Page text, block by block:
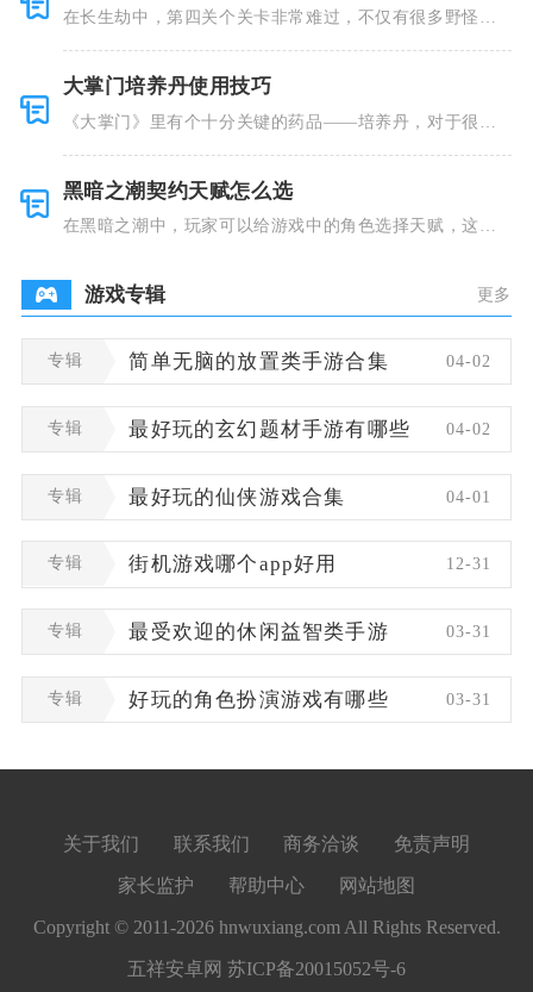
在长生劫中，第四关个关卡非常难过，不仅有很多野怪，
大掌门培养丹使用技巧
《大掌门》里有个十分关键的药品——培养丹，对于很多
黑暗之潮契约天赋怎么选
在黑暗之潮中，玩家可以给游戏中的角色选择天赋，这些
游戏专辑 更多
专辑 简单无脑的放置类手游合集 04-02
专辑 最好玩的玄幻题材手游有哪些 04-02
专辑 最好玩的仙侠游戏合集 04-01
专辑 街机游戏哪个app好用 12-31
专辑 最受欢迎的休闲益智类手游 03-31
专辑 好玩的角色扮演游戏有哪些 03-31
关于我们 联系我们 商务洽谈 免责声明
家长监护 帮助中心 网站地图
Copyright © 2011-2026 hnwuxiang.com All Rights Reserved.
五祥安卓网 苏ICP备20015052号-6